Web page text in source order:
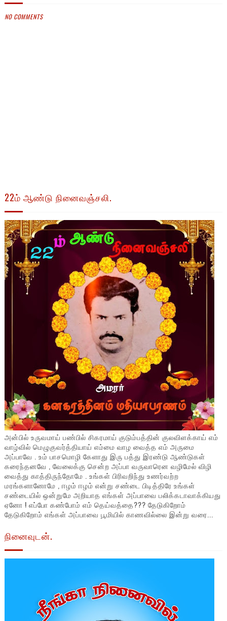
NO COMMENTS
22ம் ஆண்டு நினைவஞ்சலி.
அன்பில் உருவமாய் பண்பில் சிகரமாய் குடும்பத்தின் குலவிளக்காய் எம்
வாழ்வில் மெழுகுவர்த்தியாய் எம்மை வாழ வைத்த எம் அருமை
அப்பாவே . உம் பாசமொழி கேளாது இரு பத்து இரண்டு ஆண்டுகள்
கரைந்தனவே , வேலைக்கு சென்ற அப்பா வருவாரென வழிமேல் விழி
வைத்து காத்திருந்தோமே . உங்கள் பிரிவறிந்து உணர்வற்ற
மரங்களானோமே , ஈழம் ஈழம் என்று சண்டை பிடித்திரே உங்கள்
சண்டையில் ஒன்றுமே அறியாத எங்கள் அப்பாவை பலிக்கடாவாக்கியது
ஏனோ ! எப்போ கண்போம் எம் தெய்வத்தை??? தேடுகிறோம்
தேடுகிறோம் எங்கள் அப்பாவை பூமியில் காணவில்லை இன்று வரை...
நினைவுடன்.